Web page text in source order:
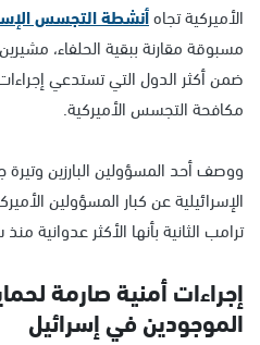
الأميركية تجاهأنشطة التجسس
مسبوقة مقارنة ببقية الحلفاء،
ضمن أكثر الدول التي تستدعي
مكافحة التجسس الأميركية.
ووصف أحد المسؤولين البارزين وتيرة
الإسرائيلية عن كبار المسؤولين
ترامب الثانية بأنها الأكثر عدوانية
إجراءات أمنية صارمة
الموجودين في إسرائيل